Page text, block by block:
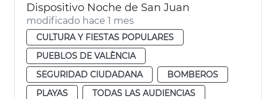
Dispositivo Noche de San Juan
modificado hace 1 mes
CULTURA Y FIESTAS POPULARES
PUEBLOS DE VALÈNCIA
SEGURIDAD CIUDADANA
BOMBEROS
PLAYAS
TODAS LAS AUDIENCIAS